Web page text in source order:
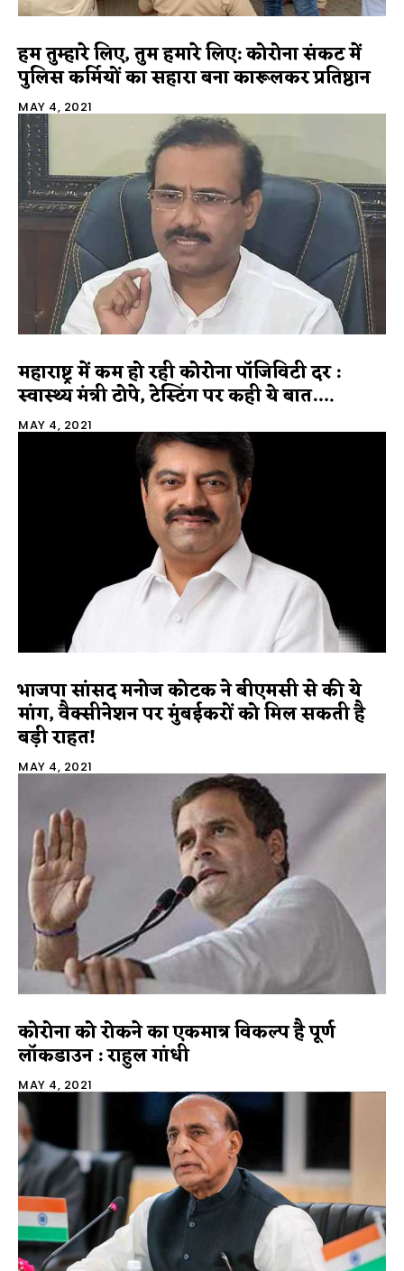
हम तुम्हारे लिए, तुम हमारे लिए: कोरोना संकट में
पुलिस कर्मियों का सहारा बना कारूलकर प्रतिष्ठान
MAY 4, 2021
महाराष्ट्र में कम हो रही कोरोना पॉजिविटी दर :
स्वास्थ्य मंत्री टोपे, टेस्टिंग पर कही ये बात….
MAY 4, 2021
भाजपा सांसद मनोज कोटक ने बीएमसी से की ये
मांग, वैक्सीनेशन पर मुंबईकरों को मिल सकती है
बड़ी राहत!
MAY 4, 2021
कोरोना को रोकने का एकमात्र विकल्प है पूर्ण
लॉकडाउन : राहुल गांधी
MAY 4, 2021